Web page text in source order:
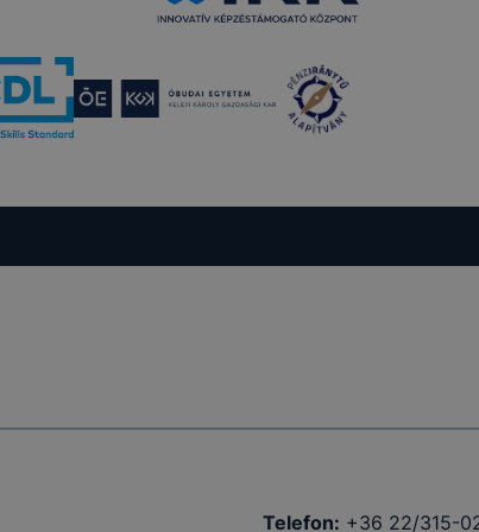
Telefon: +36 22/315-